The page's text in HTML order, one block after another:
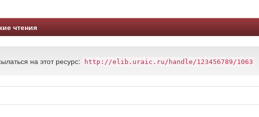
чтения
на этот ресурс: http://elib.uraic.ru/handle/123456789/1063